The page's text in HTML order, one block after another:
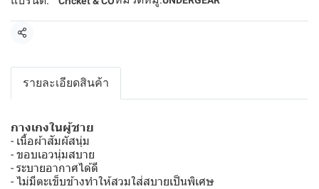
แชร์
รายละเอียดสินค้า
กางเกงในผู้ชาย
- เนื้อผ้าสัมผัสนุ่ม
- ขอบเอวนุ่มสบาย
- ระบายอากาศได้ดี
- ไม่มีตะเข็บข้างทำให้สวมใส่สบายเป็นพิเศษ